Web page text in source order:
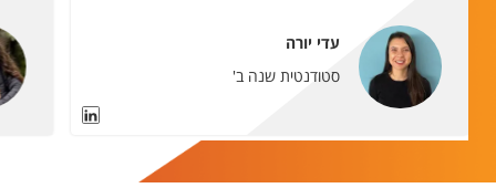
עדי יורה
סטודנטית שנה ב'